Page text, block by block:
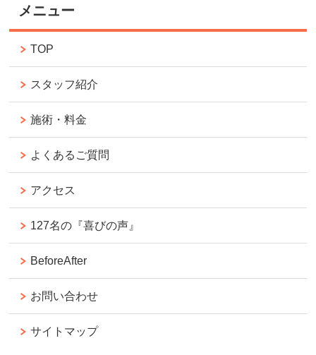
メニュー
TOP
スタッフ紹介
施術・料金
よくあるご質問
アクセス
127名の『喜びの声』
BeforeAfter
お問い合わせ
サイトマップ